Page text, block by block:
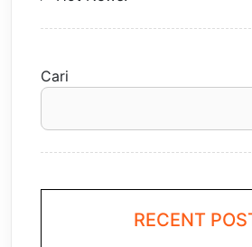
Cari
RECENT